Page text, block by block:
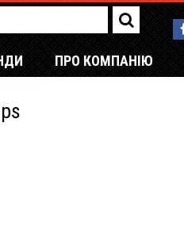
ПРО КОМПАНІЮ